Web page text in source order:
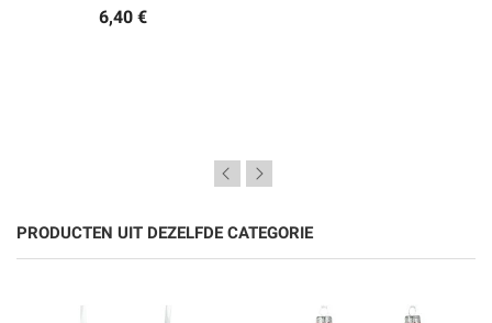
6,40 €
PRODUCTEN UIT DEZELFDE CATEGORIE